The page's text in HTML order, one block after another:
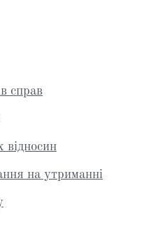
справ
на утриманні